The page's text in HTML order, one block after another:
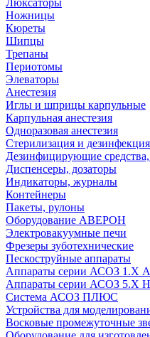
Люксаторы
Ножницы
Кюреты
Шипцы
Трепаны
Периотомы
Элеваторы
Анестезия
Иглы и шприцы карпульные
Карпульная анестезия
Одноразовая анестезия
Стерилизация и дезинфекция
Дезинфицирующие
Диспенсеры, дозаторы
Индикаторы, журналы
Контейнеры
Пакеты, рулоны
Оборудование АВЕРОН
Электровакуумные печи
Фрезеры зуботехнические
Пескоструйные аппараты
Аппараты серии АСОЗ 1.Х
Аппараты серии АСОЗ 5.Х
Система АСОЗ ПЛЮС
Устройства для
Восковые промежуточные